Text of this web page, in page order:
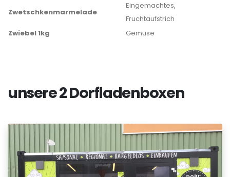
Zwetschkenmarmelade
Eingemachtes,
Fruchtaufstrich
Zwiebel 1kg
Gemüse
unsere 2 Dorfladenboxen